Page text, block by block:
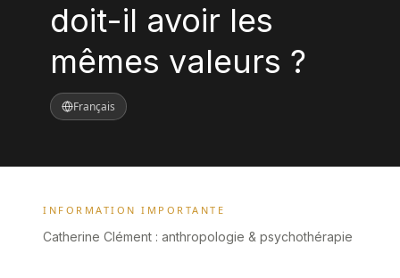
doit-il avoir les
mêmes valeurs ?
Français
INFORMATION IMPORTANTE
Catherine Clément : anthropologie & psychothérapie